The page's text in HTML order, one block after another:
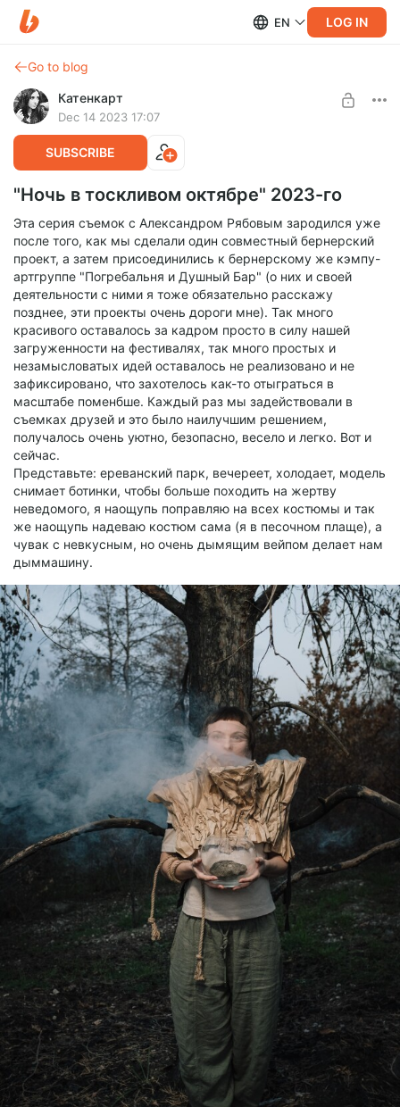
EN LOG IN
Go to blog
Катенкарт
Dec 14 2023 17:07
SUBSCRIBE
"Ночь в тоскливом октябре" 2023-го
Эта серия съемок с Александром Рябовым зародился уже
после того, как мы сделали один совместный бернерский
проект, а затем присоединились к бернерскому же кэмпу-
артгруппе "Погребальня и Душный Бар" (о них и своей
деятельности с ними я тоже обязательно расскажу
позднее, эти проекты очень дороги мне). Так много
красивого оставалось за кадром просто в силу нашей
загруженности на фестивалях, так много простых и
незамысловатых идей оставалось не реализовано и не
зафиксировано, что захотелось как-то отыграться в
масштабе поменбше. Каждый раз мы задействовали в
съемках друзей и это было наилучшим решением,
получалось очень уютно, безопасно, весело и легко. Вот и
сейчас.
Представьте: ереванский парк, вечереет, холодает, модель
снимает ботинки, чтобы больше походить на жертву
неведомого, я наощупь поправляю на всех костюмы и так
же наощупь надеваю костюм сама (я в песочном плаще), а
чувак с невкусным, но очень дымящим вейпом делает нам
дыммашину.